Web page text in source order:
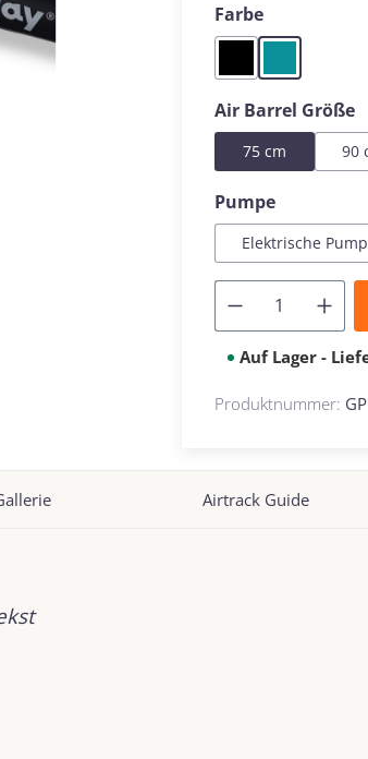
Farbeauswählen
Black Mint
Air Barrel Größe
75 cm 90
Pumpeauswählen
Elektrische
Auf Lager -
Produktnummer:
Airtrack Guide